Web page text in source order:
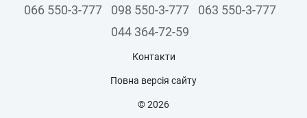
066 550-3-777 098 550-3-777
063 550-3-777
044 364-72-59
Контакти
Повна версія сайту
© 2026